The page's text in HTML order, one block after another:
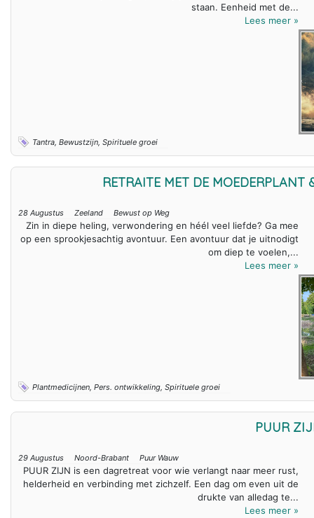
staan. Eenheid met de...
Lees meer »
Tantra, Bewustzijn, Spirituele groei
RETRAITE MET DE MOEDERPLANT
28 Augustus Zeeland Bewust op Weg
Zin in diepe heling, verwondering en héél veel liefde? Ga mee
op een sprookjesachtig avontuur. Een avontuur dat je uitnodigt
om diep te voelen,...
Lees meer »
Plantmedicijnen, Pers. ontwikkeling, Spirituele groei
PUUR
29 Augustus Noord-Brabant Puur Wauw
PUUR ZIJN is een dagretreat voor wie verlangt naar meer rust,
helderheid en verbinding met zichzelf. Een dag om even uit de
drukte van alledag te...
Lees meer »